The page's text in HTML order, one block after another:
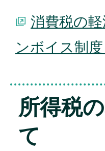
消費税の
ンボイス制度
所得税
て